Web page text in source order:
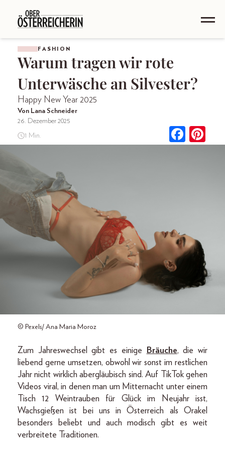
FASHION
Warum tragen wir rote
Unterwäsche an Silvester?
Happy New Year 2025
Von Lana Schneider
26. Dezember 2025
1 Min.
© Pexels/ Ana Maria Moroz
Zum Jahreswechsel gibt es einige Bräuche, die wir
liebend gerne umsetzen, obwohl wir sonst im restlichen
Jahr nicht wirklich abergläubisch sind. Auf TikTok gehen
Videos viral, in denen man um Mitternacht unter einem
Tisch 12 Weintrauben für Glück im Neujahr isst,
Wachsgießen ist bei uns in Österreich als Orakel
besonders beliebt und auch modisch gibt es weit
verbreitete Traditionen.